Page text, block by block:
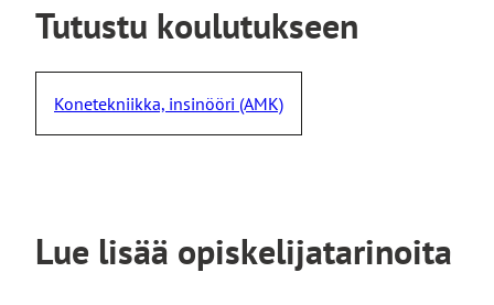
Tutustu koulutukseen
Konetekniikka, insinööri (AMK)
Lue lisää opiskelijatarinoita